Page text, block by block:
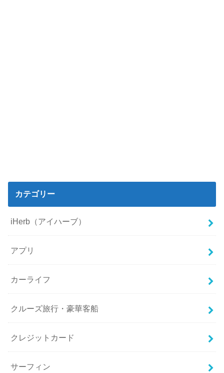
カテゴリー
iHerb（アイハーブ）
アプリ
カーライフ
クルーズ旅行・豪華客船
クレジットカード
サーフィン